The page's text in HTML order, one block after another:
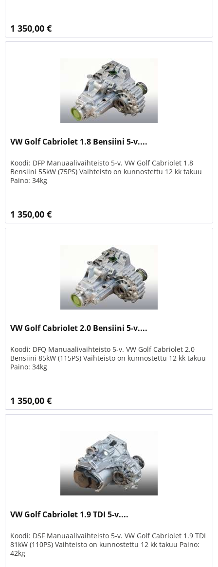
1 350,00 €
VW Golf Cabriolet 1.8 Bensiini 5-v....
Koodi: DFP Manuaalivaihteisto 5-v. VW Golf Cabriolet 1.8
Bensiini 55kW (75PS) Vaihteisto on kunnostettu 12 kk takuu
Paino: 34kg
1 350,00 €
VW Golf Cabriolet 2.0 Bensiini 5-v....
Koodi: DFQ Manuaalivaihteisto 5-v. VW Golf Cabriolet 2.0
Bensiini 85kW (115PS) Vaihteisto on kunnostettu 12 kk takuu
Paino: 34kg
1 350,00 €
VW Golf Cabriolet 1.9 TDI 5-v....
Koodi: DSF Manuaalivaihteisto 5-v. VW Golf Cabriolet 1.9 TDI
81kW (110PS) Vaihteisto on kunnostettu 12 kk takuu Paino:
42kg